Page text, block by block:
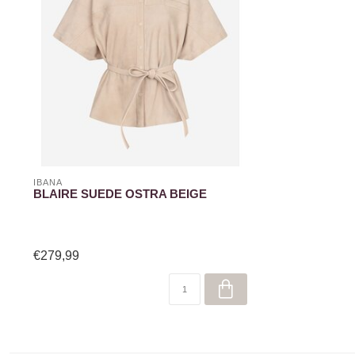
IBANA
BLAIRE SUEDE OSTRA BEIGE
€279,99